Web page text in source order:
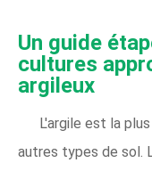
Un guide
cultures
argileux
L'argile est la
autres types de sol.